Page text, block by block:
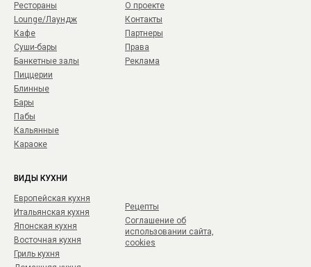
Рестораны
Lounge/Лаундж
Кафе
Суши-бары
Банкетные залы
Пиццерии
Блинные
Бары
Пабы
Кальянные
Караоке
О проекте
Контакты
Партнеры
Права
Реклама
ВИДЫ КУХНИ
Европейская кухня
Итальянская кухня
Японская кухня
Восточная кухня
Гриль кухня
Рецепты
Соглашение об
использовании сайта,
cookies